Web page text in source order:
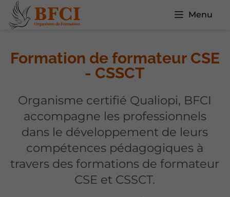
Menu
Formation de formateur CSE
- CSSCT
Organisme certifié Qualiopi, BFCI
accompagne les professionnels
dans le développement de leurs
compétences pédagogiques à
travers des formations de formateur
CSE et CSSCT.